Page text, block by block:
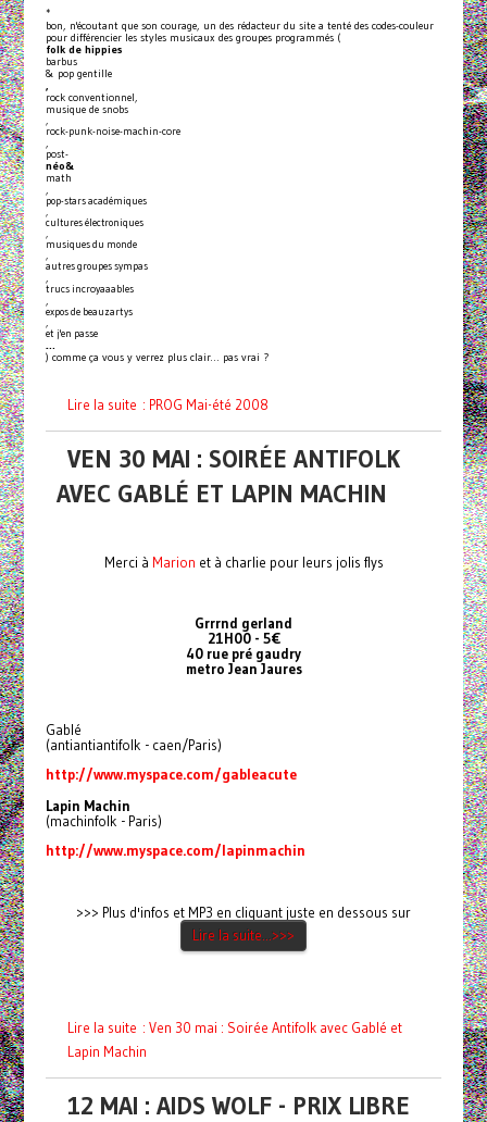
*
bon, n'écoutant que son courage, un des rédacteur du site a tenté des codes-couleur
pour différencier les styles musicaux des groupes programmés (
folk de hippies
barbus
& pop gentille
,
rock conventionnel,
musique de snobs
,
rock-punk-noise-machin-core
,
post-
néo&
math
,
pop-stars académiques
cultures électroniques
musiques du monde
,
autres groupes sympas
,
trucs incroyaaables
,
expos de beauzartys
,
et j'en passe
…
) comme ça vous y verrez plus clair… pas vrai ?
Lire la suite : PROG Mai-été 2008
VEN 30 MAI : SOIRÉE ANTIFOLK
AVEC GABLÉ ET LAPIN MACHIN
Merci à Marion et à charlie pour leurs jolis flys
Grrrnd gerland
21H00 - 5€
40 rue pré gaudry
metro Jean Jaures
Gablé
(antiantiantifolk - caen/Paris)
http://www.myspace.com/gableacute
Lapin Machin
(machinfolk - Paris)
http://www.myspace.com/lapinmachin
>>> Plus d'infos et MP3 en cliquant juste en dessous sur
Lire la suite...>>>
Lire la suite : Ven 30 mai : Soirée Antifolk avec Gablé et
Lapin Machin
12 MAI : AIDS WOLF - PRIX LIBRE